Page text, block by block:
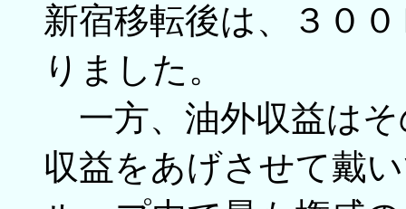
新宿移転後は、３０
りました。
一方、油外収益はそ
収益をあげさせて戴